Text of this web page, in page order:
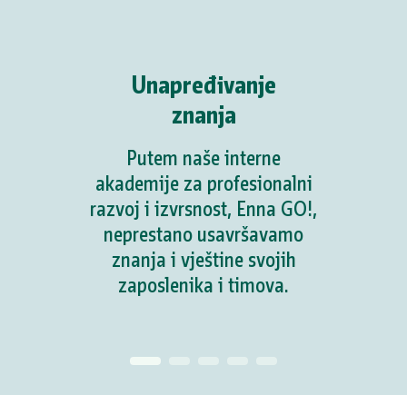
Unapređivanje
znanja
Putem naše interne
akademije za profesionalni
razvoj i izvrsnost, Enna GO!,
neprestano usavršavamo
znanja i vještine svojih
zaposlenika i timova.